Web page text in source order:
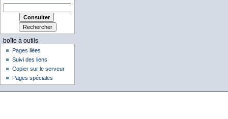
boîte à outils
Pages liées
Suivi des liens
Copier sur le serveur
Pages spéciales